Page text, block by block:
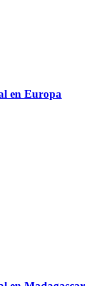
en Europa